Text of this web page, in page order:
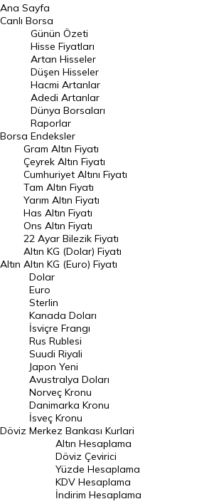
BIST 100 Hisseleri
En Çok Artan Hisseler
En Çok Düşen Hisseler
Hacmi Artanlar
Geçmiş Kapanışlar
Dünya Borsaları
Raporlar
Endeksler
DÖVİZ
Döviz Kuru
Dolar Kuru
Euro Kuru
Pound Kuru
Frank Kuru
Riyal Kuru
Avustralya Doları
Danimarka Kronu Kuru
Kanada Doları Kuru
Norveç Kronu Kuru
İsveç Kronu Kuru
Japon Yeni Kuru
Serbest Piyasa Döviz Kurları
Ana Sayfa
Canlı Borsa
Borsa
Günün Özeti
Hisse Fiyatları
Artan Hisseler
Düşen Hisseler
Hacmi Artanlar
Adedi Artanlar
Dünya Borsaları
Raporlar
Endeksler
Altın
Gram Altın Fiyatı
Çeyrek Altın Fiyatı
Cumhuriyet Altını Fiyatı
Tam Altın Fiyatı
Yarım Altın Fiyatı
Has Altın Fiyatı
Ons Altın Fiyatı
22 Ayar Bilezik Fiyatı
Altın KG (Dolar) Fiyatı
Altın KG (Euro) Fiyatı
Döviz
Dolar
Euro
Sterlin
Kanada Doları
İsviçre Frangı
Rus Rublesi
Suudi Riyali
Japon Yeni
Avustralya Doları
Norveç Kronu
Danimarka Kronu
İsveç Kronu
Merkez Bankası Kurlari
Altın Hesaplama
Döviz Çevirici
Yüzde Hesaplama
KDV Hesaplama
İndirim Hesaplama